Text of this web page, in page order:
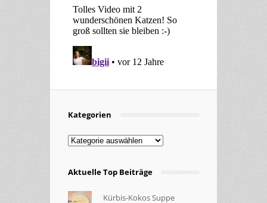
Kategorien
Kategorien
Aktuelle Top Beiträge
Kürbis-Kokos Suppe